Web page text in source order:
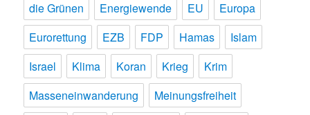
die Grünen
Energiewende EU
Europa
Eurorettung
EZB FDP Hamas
Islam
Israel
Klima Koran Krieg
Krim
Masseneinwanderung
Meinungsfreiheit